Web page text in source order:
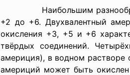
Наибольшим
+2 до +6. Двухвалентный
окисления +3, +5 и +6
твёрдых соединений.
америция), в водном растворе
америций может быть